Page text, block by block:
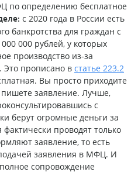
по определению бесплатное
с 2020 года в России есть
банкротства для граждан с
000 рублей, у которых
производство из-за
Это прописано в статье 223.2
Вы просто приходите
заявление. Лучше,
с
берут огромные деньги за
фактически проводят только
заявление, то есть
заявления в МФЦ. И
сопровождение